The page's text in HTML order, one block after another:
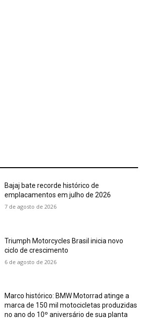
Bajaj bate recorde histórico de
emplacamentos em julho de 2026
7 de agosto de 2026
Triumph Motorcycles Brasil inicia novo
ciclo de crescimento
6 de agosto de 2026
Marco histórico: BMW Motorrad atinge a
marca de 150 mil motocicletas produzidas
no ano do 10º aniversário de sua planta